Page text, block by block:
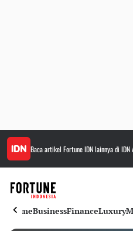
Baca artikel Fortune IDNlainnya di IDN
HomeBusinessFinanceLuxury